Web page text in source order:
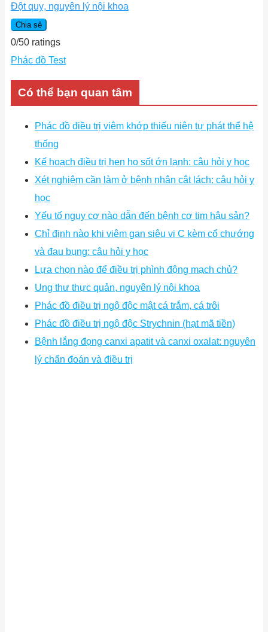
Đột quỵ, nguyên lý nội khoa
Chia sẻ
0/50 ratings
Phác đồ Test
Có thể bạn quan tâm
Phác đồ điều trị viêm khớp thiếu niên tự phát thể hệ
thống
Kế hoạch điều trị hen ho sốt ớn lạnh: câu hỏi y học
Xét nghiệm cần làm ở bệnh nhân cắt lách: câu hỏi y
học
Yếu tố nguy cơ nào dẫn đến bệnh cơ tim hậu sản?
Chỉ định nào khi viêm gan siêu vi C kèm cổ chướng
và đau bụng: câu hỏi y học
Lựa chọn nào để điều trị phình động mạch chủ?
Ung thư thực quản, nguyên lý nội khoa
Phác đồ điều trị ngộ độc mật cá trắm, cá trôi
Phác đồ điều trị ngộ độc Strychnin (hạt mã tiền)
Bệnh lắng đọng canxi apatit và canxi oxalat: nguyên
lý chẩn đoán và điều trị